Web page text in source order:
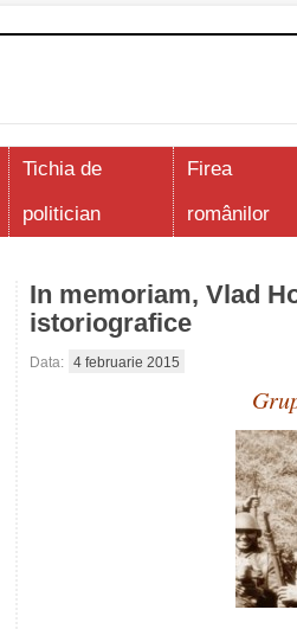
Tichia de
politician
Firea
românilor
In memoriam, Vlad
istoriografice
Data: 4 februarie 2015